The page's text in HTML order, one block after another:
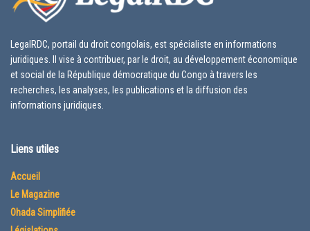
LegalRDC, portail du droit congolais, est spécialiste en informations
juridiques. Il vise à contribuer, par le droit, au développement économique
et social de la République démocratique du Congo à travers les
recherches, les analyses, les publications et la diffusion des
informations juridiques.
Liens utiles
Accueil
Le Magazine
Ohada Simplifiée